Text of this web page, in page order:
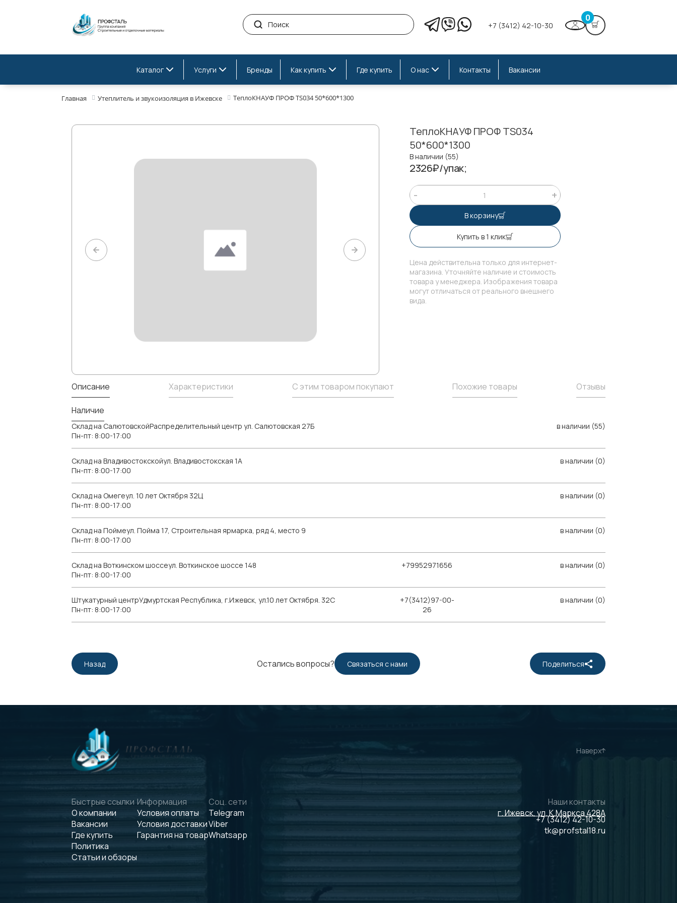
+7 (3412) 42-10-30
0
Каталог Услуги Бренды Как купить Где купить О нас Контакты Вакансии
Главная Утеплитель и звукоизоляция в Ижевске ТеплоКНАУФ ПРОФ TS034 50*600*1300
ТеплоКНАУФ ПРОФ TS034
50*600*1300
В наличии (55)
2326₽/упак;
В корзину
Купить в 1 клик
Цена действительна только для интернет-
магазина. Уточняйте наличие и стоимость
товара у менеджера. Изображения товара
могут отличаться от реального внешнего
вида.
Описание Характеристики С этим товаром покупают Похожие товары Отзывы
Наличие
Склад на СалютовскойРаспределительный центр ул. Салютовская 27Б
Пн-пт: 8:00-17:00
в наличии (55)
Склад на Владивостокскойул. Владивостокская 1А
Пн-пт: 8:00-17:00
в наличии (0)
Склад на Омегеул. 10 лет Октября 32Ц
Пн-пт: 8:00-17:00
в наличии (0)
Склад на Поймеул. Пойма 17, Строительная ярмарка, ряд 4, место 9
Пн-пт: 8:00-17:00
в наличии (0)
Склад на Воткинском шоссеул. Воткинское шоссе 148
Пн-пт: 8:00-17:00
+79952971656 в наличии (0)
Штукатурный центрУдмуртская Республика, г.Ижевск, ул.10 лет Октября. 32С
Пн-пт: 8:00-17:00
+7(3412)97-00-
26
в наличии (0)
Остались вопросы? Связаться с нами
Назад Поделиться
Наверх
Быстрые ссылки
О компании
Вакансии
Где купить
Политика
Статьи и обзоры
Информация
Условия оплаты
Условия доставки
Гарантия на товар
Соц. сети
Telegram
Viber
Whatsapp
Наши контакты
г. Ижевск, ул. К.Маркса 428А
+7 (3412) 42-10-30
tk@profstal18.ru